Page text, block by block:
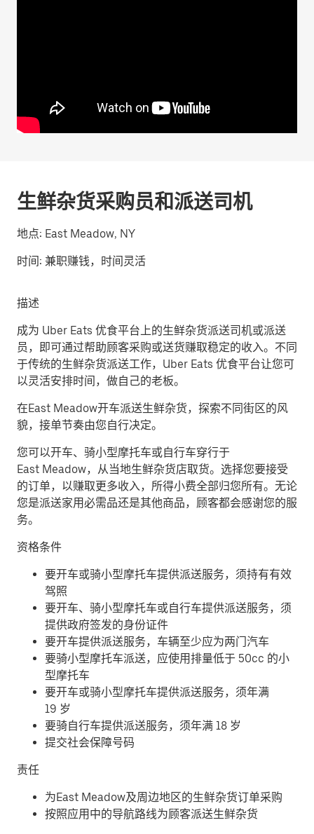
生鲜杂货采购员和派送司机
地点: East Meadow, NY
时间: 兼职赚钱，时间灵活
描述
成为 Uber Eats 优食平台上的生鲜杂货派送司机或派送
员，即可通过帮助顾客采购或送货赚取稳定的收入。不同
于传统的生鲜杂货派送工作，Uber Eats 优食平台让您可
以灵活安排时间，做自己的老板。
在East Meadow开车派送生鲜杂货，探索不同街区的风
貌，接单节奏由您自行决定。
您可以开车、骑小型摩托车或自行车穿行于
East Meadow，从当地生鲜杂货店取货。选择您要接受
的订单，以赚取更多收入，所得小费全部归您所有。无论
您是派送家用必需品还是其他商品，顾客都会感谢您的服
务。
资格条件
要开车或骑小型摩托车提供派送服务，须持有有效
驾照
要开车、骑小型摩托车或自行车提供派送服务，须
提供政府签发的身份证件
要开车提供派送服务，车辆至少应为两门汽车
要骑小型摩托车派送，应使用排量低于 50cc 的小
型摩托车
要开车或骑小型摩托车提供派送服务，须年满
19 岁
要骑自行车提供派送服务，须年满 18 岁
提交社会保障号码
责任
为East Meadow及周边地区的生鲜杂货订单采购
按照应用中的导航路线为顾客派送生鲜杂货